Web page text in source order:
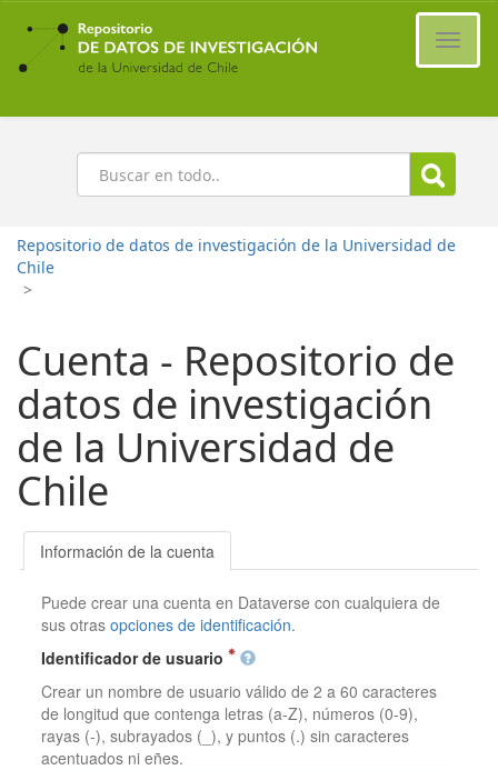
Ir
contenido
principal
Buscar
Repositorio de datos de investigación de la Universidad de
Chile
>
Cuenta - Repositorio de
datos de investigación
de la Universidad de
Chile
Información de la cuenta
Puede crear una cuenta en Dataverse con cualquiera de
sus otrasopciones de identificación.
Identificador de usuario
Crear un nombre de usuario válido de 2 a 60 caracteres
de longitud que contenga letras (a-Z), números (0-9),
rayas (-), subrayados (_), y puntos (.) sin caracteres
acentuados ni eñes.